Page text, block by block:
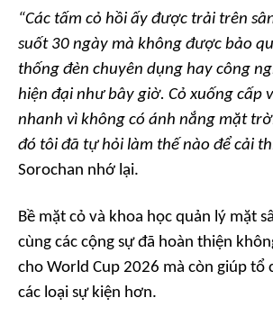
“Các tấm cỏ hồi ấy được trải trên
suốt 30 ngày mà không được bảo
thống đèn chuyên dụng hay công
hiện đại như bây giờ. Cỏ xuống cấp
nhanh vì không có ánh nắng mặt
đó tôi đã tự hỏi làm thế nào để cải
Sorochan nhớ lại.
Bề mặt cỏ và khoa học quản lý mặt
cùng các cộng sự đã hoàn thiện
cho World Cup 2026 mà còn giúp tổ
các loại sự kiện hơn.